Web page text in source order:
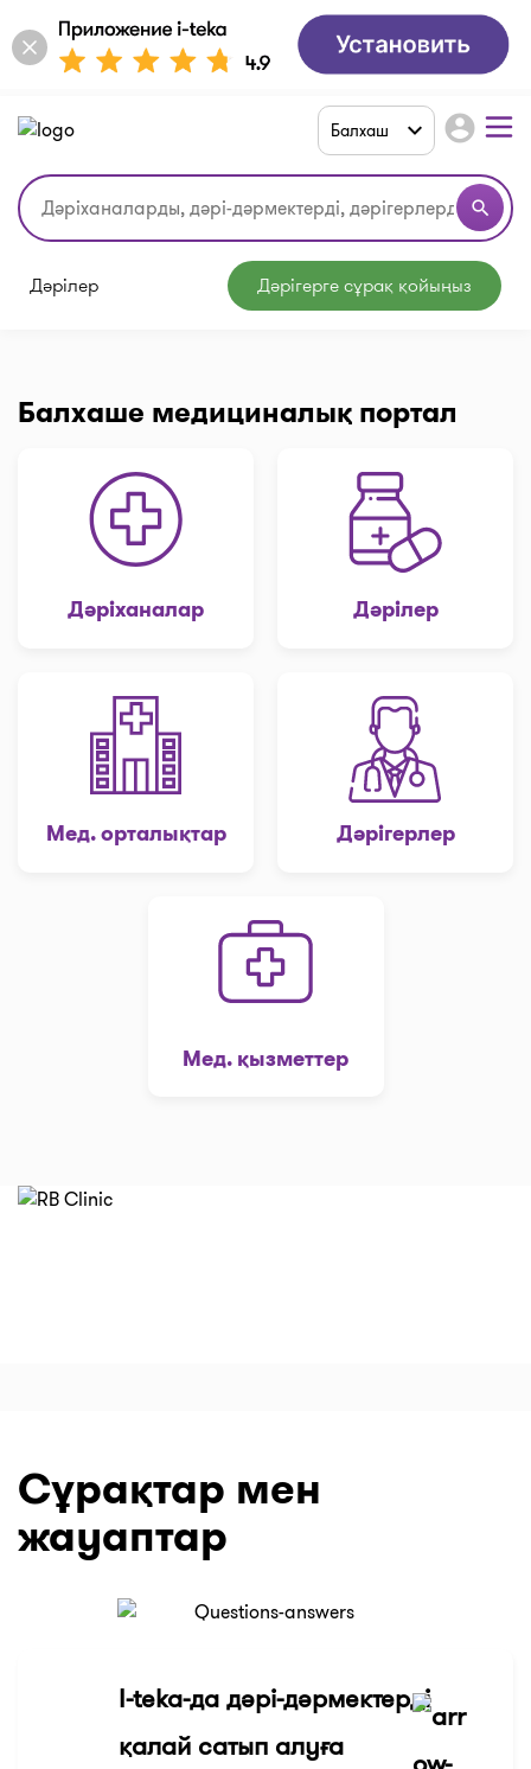
search
Балхаш account_circle
Дәрілер Дәрігерге сұрақ қойыңыз
Балхаше медициналық портал
Дәріханалар Дәрілер
Мед. орталықтар Дәрігерлер
Мед. қызметтер
Сұрақтар мен
жауаптар
I-teka-да дәрі-дәрмектерді
қалай сатып алуға